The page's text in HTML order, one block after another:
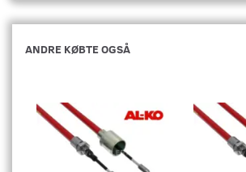
ANDRE KØBTE OGSÅ